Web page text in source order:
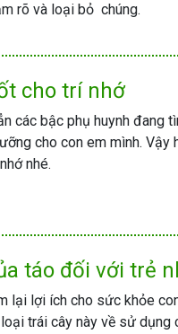
rõ và loại bỏ chúng.
cho trí nhớ
các bậc phụ huynh đang
cho con em mình. Vậy
nhé.
táo đối với trẻ
lại lợi ích cho sức khỏe
trái cây này về sử dụng